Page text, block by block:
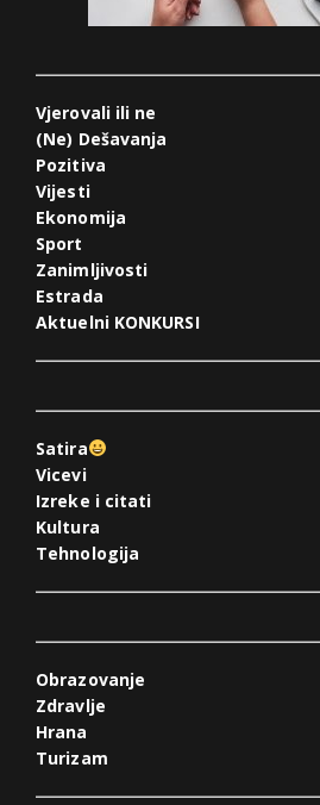
Vjerovali ili ne
(Ne) Dešavanja
Pozitiva
Vijesti
Ekonomija
Sport
Zanimljivosti
Estrada
Aktuelni KONKURSI
Satira
Vicevi
Izreke i citati
Kultura
Tehnologija
Obrazovanje
Zdravlje
Hrana
Turizam